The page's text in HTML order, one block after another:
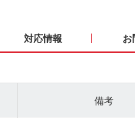
対応情報 お
備考